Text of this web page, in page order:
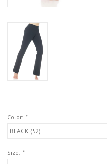
Color: *
Size: *